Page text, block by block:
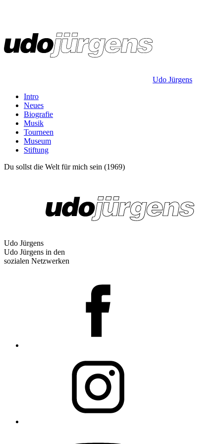
Udo Jürgens
Intro
Neues
Biografie
Musik
Tourneen
Museum
Stiftung
Du sollst die Welt für mich sein (1969)
Udo Jürgens
Udo Jürgens in den
sozialen Netzwerken